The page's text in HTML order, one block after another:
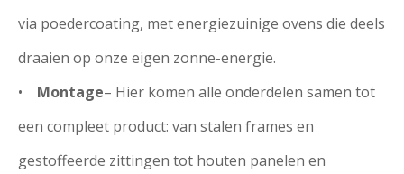
via poedercoating, met energiezuinige ovens die deels
draaien op onze eigen zonne-energie.
• Montage– Hier komen alle onderdelen samen tot
een compleet product: van stalen frames en
gestoffeerde zittingen tot houten panelen en